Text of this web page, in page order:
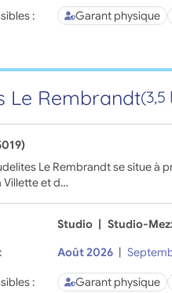
: Garant physique
Le Rembrandt(3,5
Le Rembrandt se situe à
Villette et d…
Studio | Studio-
Août 2026 |
: Garant physique